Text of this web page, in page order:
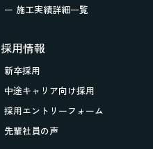
ー 施工実績詳細一覧
採用情報
新卒採用
中途キャリア向け採用
採用エントリーフォーム
先輩社員の声